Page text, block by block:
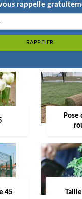
rappelle
Pose
45